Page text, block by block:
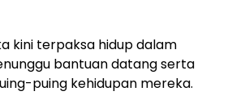
kini terpaksa hidup dalam
bantuan datang serta
puing kehidupan mereka.